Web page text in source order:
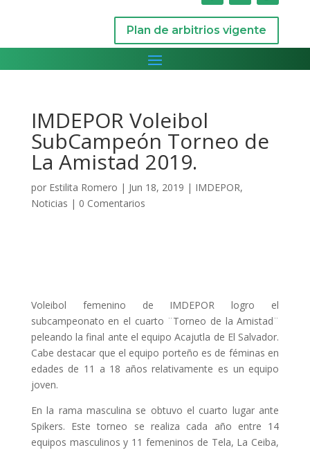
Plan de arbitrios vigente
IMDEPOR Voleibol
SubCampeón Torneo de
La Amistad 2019.
por Estilita Romero | Jun 18, 2019 | IMDEPOR,
Noticias | 0 Comentarios
Voleibol femenino de IMDEPOR logro el
subcampeonato en el cuarto ¨Torneo de la Amistad¨
peleando la final ante el equipo Acajutla de El Salvador.
Cabe destacar que el equipo porteño es de féminas en
edades de 11 a 18 años relativamente es un equipo
joven.
En la rama masculina se obtuvo el cuarto lugar ante
Spikers. Este torneo se realiza cada año entre 14
equipos masculinos y 11 femeninos de Tela, La Ceiba,